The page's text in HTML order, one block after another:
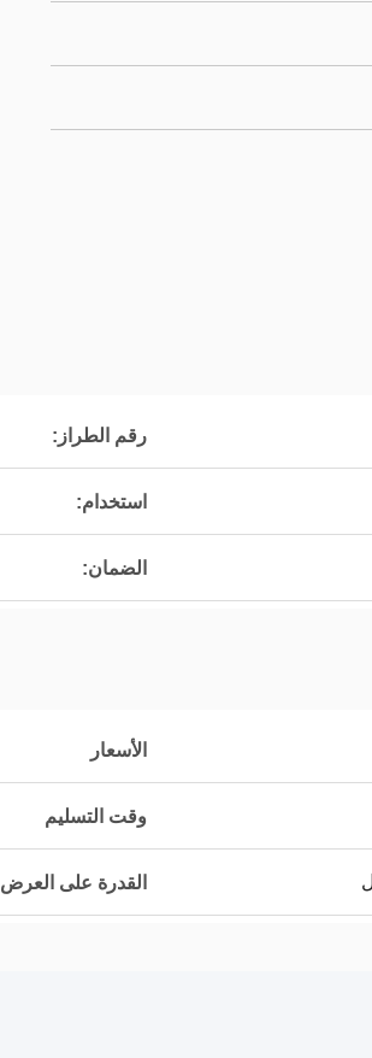
رقم الطراز:
استخدام:
الضمان:
الأسعار
وقت التسليم
القدرة على العرض